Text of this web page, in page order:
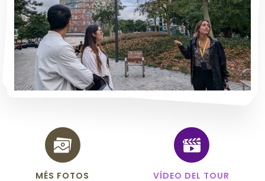
MÉS FOTOS VÍDEO DEL TOUR